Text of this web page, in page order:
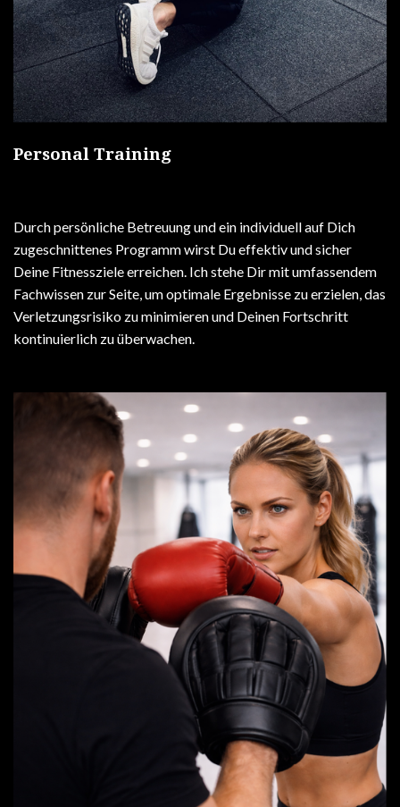
Personal Training
Durch persönliche Betreuung und ein individuell auf Dich
zugeschnittenes Programm wirst Du effektiv und sicher
Deine Fitnessziele erreichen. Ich stehe Dir mit umfassendem
Fachwissen zur Seite, um optimale Ergebnisse zu erzielen, das
Verletzungsrisiko zu minimieren und Deinen Fortschritt
kontinuierlich zu überwachen.